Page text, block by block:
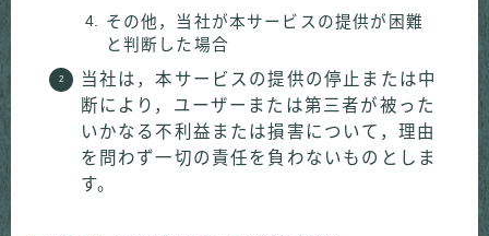
その他，当社が本サービスの提供が困難
と判断した場合
当社は，本サービスの提供の停止または中
断により，ユーザーまたは第三者が被った
いかなる不利益または損害について，理由
を問わず一切の責任を負わないものとしま
す。